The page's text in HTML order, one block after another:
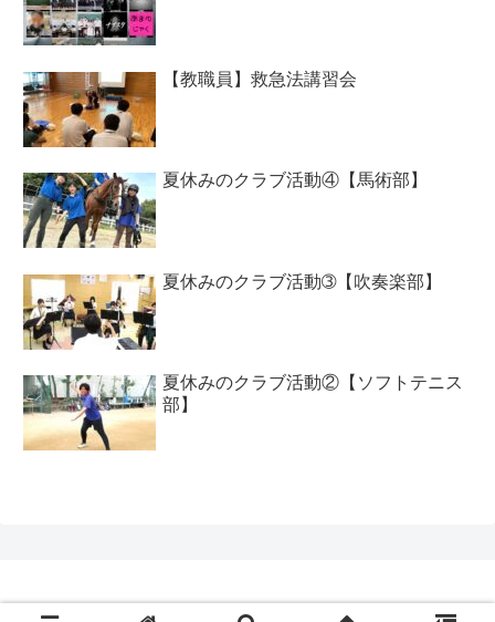
【教職員】救急法講習会
夏休みのクラブ活動④【馬術部】
夏休みのクラブ活動➂【吹奏楽部】
夏休みのクラブ活動②【ソフトテニス
部】